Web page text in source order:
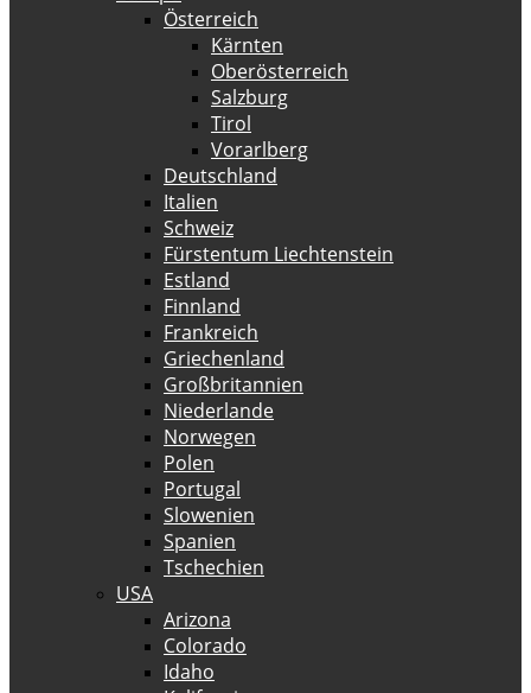
Österreich
Kärnten
Oberösterreich
Salzburg
Tirol
Vorarlberg
Deutschland
Italien
Schweiz
Fürstentum Liechtenstein
Estland
Finnland
Frankreich
Griechenland
Großbritannien
Niederlande
Norwegen
Polen
Portugal
Slowenien
Spanien
Tschechien
USA
Arizona
Colorado
Idaho